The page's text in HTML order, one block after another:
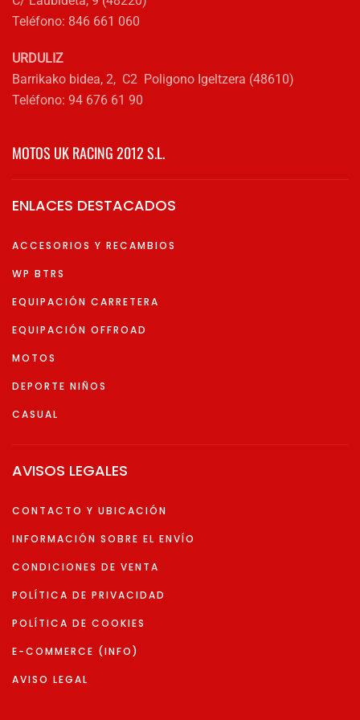
Teléfono: 846 661 060
URDULIZ
Barrikako bidea, 2, C2 Poligono Igeltzera (48610)
Teléfono: 94 676 61 90
MOTOS UK RACING 2012 S.L.
ENLACES DESTACADOS
ACCESORIOS Y RECAMBIOS
WP BTRS
EQUIPACIÓN CARRETERA
EQUIPACIÓN OFFROAD
MOTOS
DEPORTE NIÑOS
CASUAL
AVISOS LEGALES
CONTACTO Y UBICACIÓN
INFORMACIÓN SOBRE EL ENVÍO
CONDICIONES DE VENTA
POLÍTICA DE PRIVACIDAD
POLÍTICA DE COOKIES
E-COMMERCE (INFO)
AVISO LEGAL